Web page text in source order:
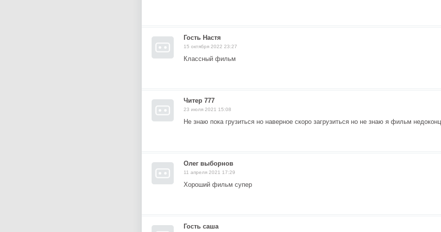
Гость Настя
15 октября 2022 23:27
Классный фильм
Читер 777
23 июля 2021 15:08
Не знаю пока грузиться но наверное скоро загрузиться но не знаю я фильм
Олег выборнов
11 апреля 2021 17:29
Хороший фильм супер
Гость саша